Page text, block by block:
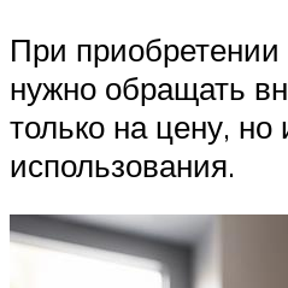
При приобретении
нужно обращать
только на цену, но
использования.